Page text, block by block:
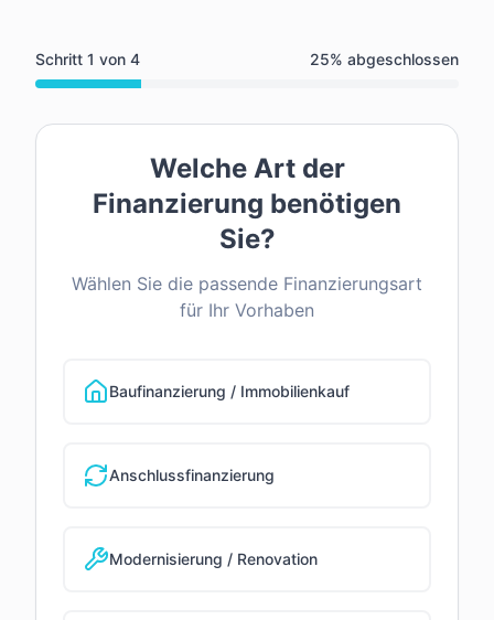
Schritt 1 von 4 25% abgeschlossen
Welche Art der
Finanzierung benötigen
Sie?
Wählen Sie die passende Finanzierungsart
für Ihr Vorhaben
Baufinanzierung / Immobilienkauf
Anschlussfinanzierung
Modernisierung / Renovation